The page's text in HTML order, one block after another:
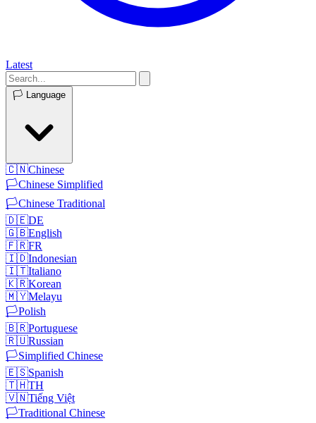
Latest
🏳️ Language
🇨🇳Chinese
🏳️Chinese Simplified
🏳️Chinese Traditional
🇩🇪DE
🇬🇧English
🇫🇷FR
🇮🇩Indonesian
🇮🇹Italiano
🇰🇷Korean
🇲🇾Melayu
🏳️Polish
🇧🇷Portuguese
🇷🇺Russian
🏳️Simplified Chinese
🇪🇸Spanish
🇹🇭TH
🇻🇳Tiếng Việt
🏳️Traditional Chinese